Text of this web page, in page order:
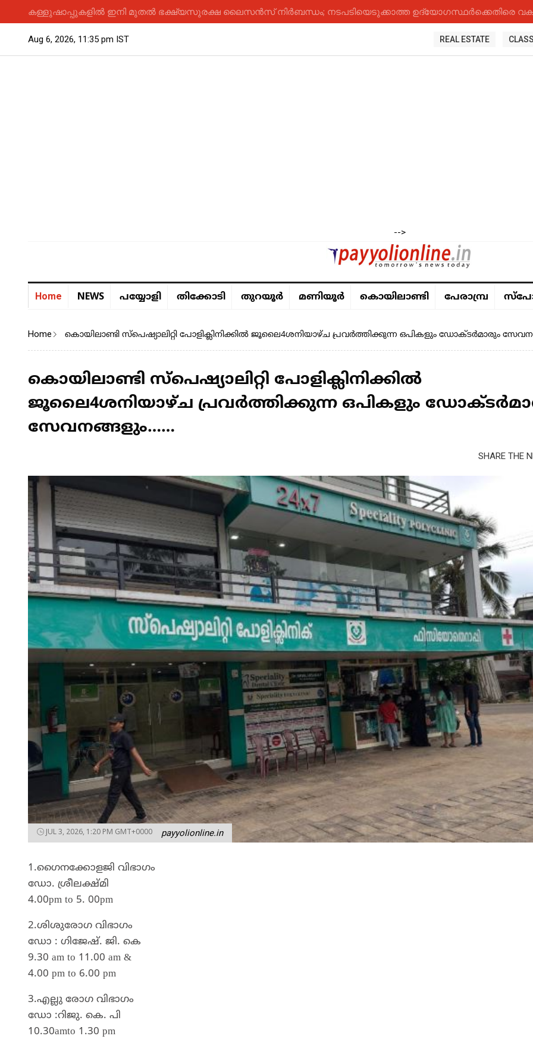
കള്ളുഷാപ്പുകളിൽ ഇനി മുതൽ ഭക്ഷ്യസുരക്ഷ ലൈസൻസ് നിർബന്ധം; നടപടിയെടുക്കാത്ത ഉദ്യോ​ഗസ്ഥർക്കെതിരെ
Aug 6, 2026, 11:35 pm IST REAL ESTATE
-->
Home NEWS പയ്യോളി തിക്കോടി തുറയൂര്‍ മണിയൂര്‍ കൊയിലാണ്ടി പേരാമ്പ്ര
Home കൊയിലാണ്ടി സ്പെഷ്യാലിറ്റി പോളിക്ലിനിക്കിൽ ജൂലൈ4ശനിയാഴ്ച പ്രവർത്തിക്കുന്ന ഒപികളും ഡോക്ടർമാരും
കൊയിലാണ്ടി സ്പെഷ്യാലിറ്റി പോളിക്ലിനിക്കിൽ
ജൂലൈ4ശനിയാഴ്ച പ്രവർത്തിക്കുന്ന ഒപികളും
സേവനങ്ങളും……
SHARE THE
JUL 3, 2026, 1:20 PM GMT+0000 payyolionline.in
1.ഗൈനക്കോളജി വിഭാഗം
ഡോ. ശ്രീലക്ഷ്മി
4.00pm to 5. 00pm
2.ശിശുരോഗ വിഭാഗം
ഡോ : ഗിജേഷ്. ജി. കെ
9.30 am to 11.00 am &
4.00 pm to 6.00 pm
3.എല്ലു രോഗ വിഭാഗം
ഡോ :റിജു. കെ. പി
10.30amto 1.30 pm